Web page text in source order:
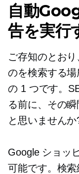
自動
告を実行
ご存知のとお
のを検索する
の 1 つです。
る前に、その
と思いませんか
Google ショッ
可能です。検